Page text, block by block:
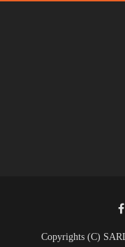
Copyrights (C)